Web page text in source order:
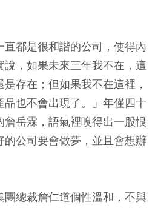
直都是很和諧的公司，使得內
，如果未來三年我不在，這
存在；但如果我不在這裡，
也不會出現了。」年僅四十
岳霖，語氣裡嗅得出一股恨
公司要會做夢，並且會想辦
總裁詹仁道個性溫和，不與